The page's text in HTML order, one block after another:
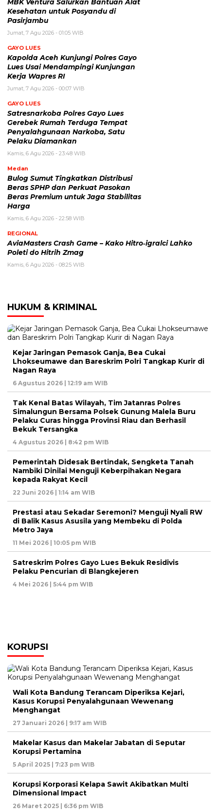
MBK Ventura Salurkan Bantuan Alat
Kesehatan untuk Posyandu di
Pasirjambu
Jumat, 7 Agu 2026 - 01:05 WIB
GAYO LUES
Kapolda Aceh Kunjungi Polres Gayo
Lues Usai Mendampingi Kunjungan
Kerja Wapres RI
Jumat, 7 Agu 2026 - 00:07 WIB
GAYO LUES
Satresnarkoba Polres Gayo Lues
Gerebek Rumah Terduga Tempat
Penyalahgunaan Narkoba, Satu
Pelaku Diamankan
Kamis, 6 Agu 2026 - 23:48 WIB
Medan
Bulog Sumut Tingkatkan Distribusi
Beras SPHP dan Perkuat Pasokan
Beras Premium untuk Jaga Stabilitas
Harga
Kamis, 6 Agu 2026 - 22:58 WIB
REGIONAL
AviaMasters Crash Game – Kako Hitro‑igralci Lahko
Poleti do Hitrih Zmag
Kamis, 6 Agu 2026 - 08:25 WIB
HUKUM & KRIMINAL
Kejar Jaringan Pemasok Ganja, Bea Cukai
Lhokseumawe dan Bareskrim Polri Tangkap Kurir di
Nagan Raya
6 Agustus 2026 | 12:19 am WIB
Tak Kenal Batas Wilayah, Tim Jatanras Polres
Simalungun Bersama Polsek Gunung Malela Buru
Pelaku Curas hingga Provinsi Riau dan Berhasil
Bekuk Tersangka
4 Agustus 2026 | 8:42 pm WIB
Pemerintah Didesak Bertindak, Sengketa Tanah
Nambiki Dinilai Menguji Keberpihakan Negara
kepada Rakyat Kecil
22 Juni 2026 | 1:14 am WIB
Prestasi atau Sekadar Seremoni? Menguji Nyali RW
di Balik Kasus Asusila yang Membeku di Polda
Metro Jaya
11 Mei 2026 | 10:05 pm WIB
Satreskrim Polres Gayo Lues Bekuk Residivis
Pelaku Pencurian di Blangkejeren
4 Mei 2026 | 5:44 pm WIB
KORUPSI
Wali Kota Bandung Terancam Diperiksa Kejari,
Kasus Korupsi Penyalahgunaan Wewenang
Menghangat
27 Januari 2026 | 9:17 am WIB
Makelar Kasus dan Makelar Jabatan di Seputar
Korupsi Pertamina
5 April 2025 | 7:23 pm WIB
Korupsi Korporasi Kelapa Sawit Akibatkan Multi
Dimensional Impact
26 Maret 2025 | 6:36 pm WIB